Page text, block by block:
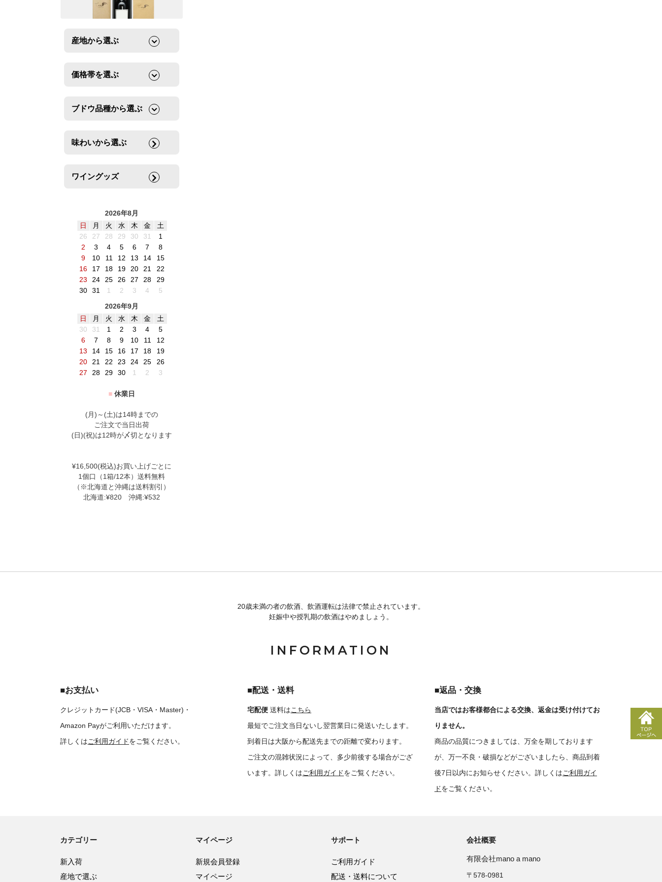
産地から選ぶ
価格帯を選ぶ
ブドウ品種から選ぶ
味わいから選ぶ
ワイングッズ
2026年8月
日
月 火 水 木 金
土
26
27 28 29 30 31
1
2
3 4 5 6 7
8
9
10 11 12 13 14
15
16
17 18 19 20 21
22
23
24 25 26 27 28
29
30
31 1 2 3 4
5
2026年9月
日
月 火 水 木 金
土
30
31 1 2 3 4
5
6
7 8 9 10 11
12
13
14 15 16 17 18
19
20
21 22 23 24 25
26
27
28 29 30 1 2 3
■ 休業日
(月)～(土)は14時までの
ご注文で当日出荷
(日)(祝)は12時が〆切となります
¥16,500(税込)お買い上げごとに
1個口（1箱/12本）送料無料
（※北海道と沖縄は送料割引）
北海道:¥820 沖縄:¥532
20歳未満の者の飲酒、飲酒運転は法律で禁止されています。
妊娠中や授乳期の飲酒はやめましょう。
INFORMATION
■お支払い
クレジットカード(JCB・VISA・Master)・
Amazon Payがご利用いただけます。
詳しくはご利用ガイドをご覧ください。
■配送・送料
宅配便 送料はこちら
最短でご注文当日ないし翌営業日に発送いたします。
到着日は大阪から配送先までの距離で変わります。
ご注文の混雑状況によって、多少前後する場合がござ
います。詳しくはご利用ガイドをご覧ください。
■返品・交換
当店ではお客様都合による交換、返金は受け付けてお
りません。
商品の品質につきましては、万全を期しております
が、万一不良・破損などがございましたら、商品到着
後7日以内にお知らせください。詳しくはご利用ガイ
ドをご覧ください。
カテゴリー
新入荷
産地で選ぶ
マイページ
新規会員登録
マイページ
サポート
ご利用ガイド
配送・送料について
会社概要
有限会社mano a mano
〒578-0981